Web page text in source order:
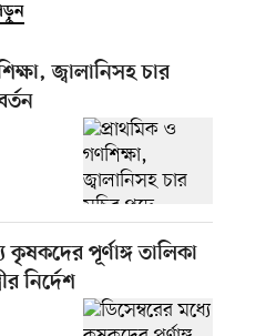
জ্বালানিসহ চার
কৃষকদের পূর্ণাঙ্গ তালিকা
নির্দেশ